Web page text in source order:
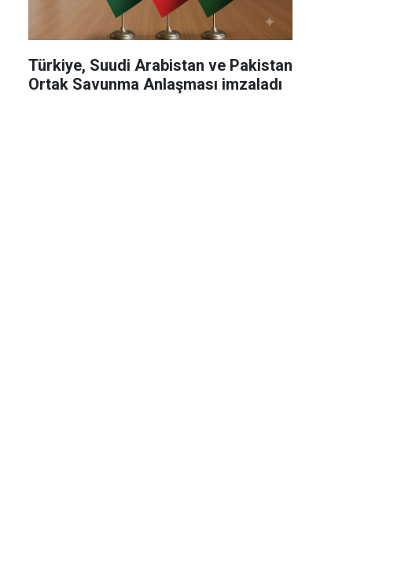
Türkiye, Suudi Arabistan ve Pakistan
Ortak Savunma Anlaşması imzaladı